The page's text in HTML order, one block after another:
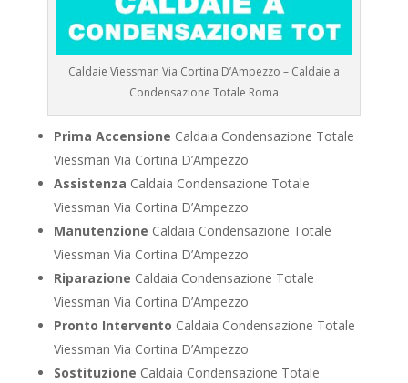
Caldaie Viessman Via Cortina D’Ampezzo – Caldaie a
Condensazione Totale Roma
Prima Accensione Caldaia Condensazione Totale
Viessman Via Cortina D’Ampezzo
Assistenza Caldaia Condensazione Totale
Viessman Via Cortina D’Ampezzo
Manutenzione Caldaia Condensazione Totale
Viessman Via Cortina D’Ampezzo
Riparazione Caldaia Condensazione Totale
Viessman Via Cortina D’Ampezzo
Pronto Intervento Caldaia Condensazione Totale
Viessman Via Cortina D’Ampezzo
Sostituzione Caldaia Condensazione Totale